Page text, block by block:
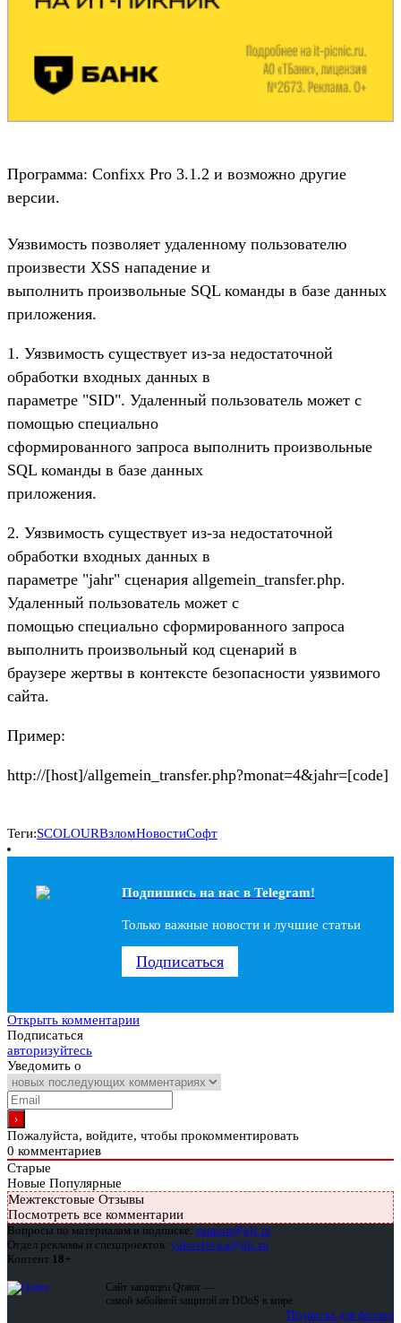
Программа: Confixx Pro 3.1.2 и возможно другие
версии.
Уязвимость позволяет удаленному пользователю
произвести XSS нападение и
выполнить произвольные SQL команды в базе данных
приложения.
1. Уязвимость существует из-за недостаточной
обработки входных данных в
параметре "SID". Удаленный пользователь может с
помощью специально
сформированного запроса выполнить произвольные
SQL команды в базе данных
приложения.
2. Уязвимость существует из-за недостаточной
обработки входных данных в
параметре "jahr" сценария allgemein_transfer.php.
Удаленный пользователь может с
помощью специально сформированного запроса
выполнить произвольный код сценарий в
браузере жертвы в контексте безопасности уязвимого
сайта.
Пример:
http://[host]/allgemein_transfer.php?monat=4&jahr=[code]
Теги:SCOLOURВзломНовостиСофт
Подпишись на наc в Telegram!
Только важные новости и лучшие статьи
Подписаться
Открыть комментарии
Подписаться
авторизуйтесь
Уведомить о
Пожалуйста, войдите, чтобы прокомментировать
0 комментариев
Старые
Новые Популярные
Межтекстовые Отзывы
Посмотреть все комментарии
Вопросы по материалам и подписке: support@glc.ru
Отдел рекламы и спецпроектов: yakovleva.a@glc.ru
Контент 18+
Сайт защищен Qrator —
самой забойной защитой от DDoS в мире
Подписка для физлиц